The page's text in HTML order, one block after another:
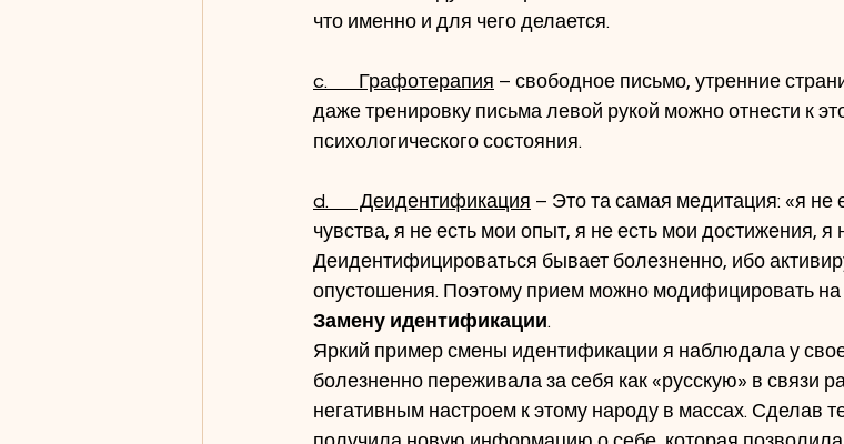
что именно и для чего делается.
c.       Графотерапия – свободное письмо, утренние
даже тренировку письма левой рукой можно отнести к
психологического состояния.
d.       Деидентификация – Это та самая медитация: «я не
чувства, я не есть мои опыт, я не есть мои достижения, я
Деидентифицироваться бывает болезненно, ибо
опустошения. Поэтому прием можно модифицировать
Замену идентификации.
Яркий пример смены идентификации я наблюдала у
болезненно переживала за себя как «русскую» в связи
негативным настроем к этому народу в массах. Сделав